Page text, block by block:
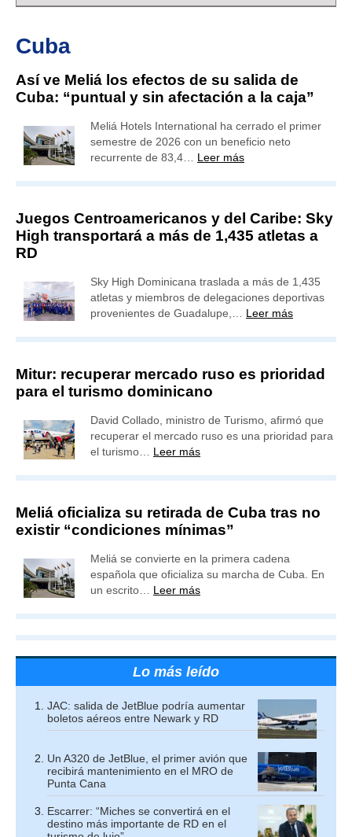
Cuba
Así ve Meliá los efectos de su salida de
Cuba: “puntual y sin afectación a la caja”
Meliá Hotels International ha cerrado el primer
semestre de 2026 con un beneficio neto
recurrente de 83,4… Leer más
Juegos Centroamericanos y del Caribe: Sky
High transportará a más de 1,435 atletas a
RD
Sky High Dominicana traslada a más de 1,435
atletas y miembros de delegaciones deportivas
provenientes de Guadalupe,… Leer más
Mitur: recuperar mercado ruso es prioridad
para el turismo dominicano
David Collado, ministro de Turismo, afirmó que
recuperar el mercado ruso es una prioridad para
el turismo… Leer más
Meliá oficializa su retirada de Cuba tras no
existir “condiciones mínimas”
Meliá se convierte en la primera cadena
española que oficializa su marcha de Cuba. En
un escrito… Leer más
Lo más leído
JAC: salida de JetBlue podría aumentar
boletos aéreos entre Newark y RD
Un A320 de JetBlue, el primer avión que
recibirá mantenimiento en el MRO de
Punta Cana
Escarrer: “Miches se convertirá en el
destino más importante de RD en el